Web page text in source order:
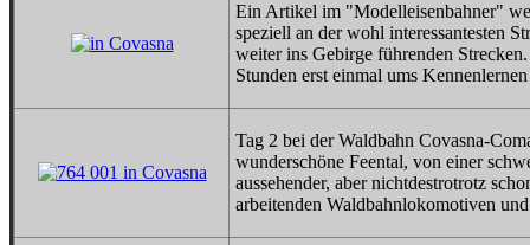
Ein Artikel im "Modelleisenbahner"
speziell an der wohl interessantesten
weiter ins Gebirge führenden
Stunden erst einmal ums
Tag 2 bei der Waldbahn Covasna-
wunderschöne Feental, von einer
aussehender, aber nichtdestrotrotz
arbeitenden Waldbahnlokomotiven